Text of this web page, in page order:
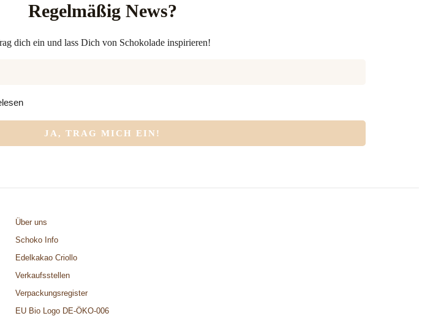
Regelmäßig News?
dich ein und lass Dich von Schokolade inspirieren!
Über uns
Schoko Info
Edelkakao Criollo
Verkaufsstellen
Verpackungsregister
EU Bio Logo DE-ÖKO-006